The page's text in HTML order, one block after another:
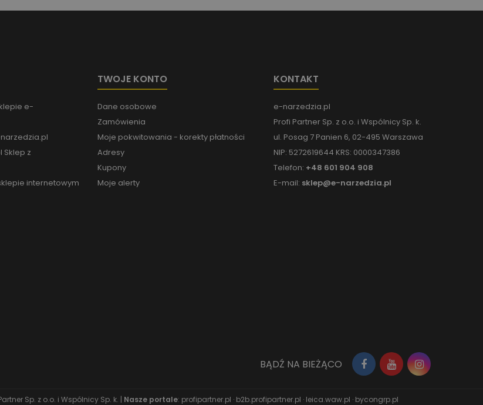
e-
Sklep z
internetowym
TWOJE KONTO
Dane osobowe
Zamówienia
Moje pokwitowania - korekty płatności
Adresy
Kupony
Moje alerty
KONTAKT
e-narzedzia.pl
Profi Partner Sp. z o.o. i Wspólnicy Sp. k.
ul. Posag 7 Panien 6, 02-495 Warszawa
NIP: 5272619644 KRS: 0000347386
Telefon: +48 601 904 908
E-mail: sklep@e-narzedzia.pl
BĄDŹ NA BIEŻĄCO
Sp. z o.o. i Wspólnicy Sp. k. | Nasze portale: profipartner.pl · b2b.profipartner.pl · leica.waw.pl · bycongrp.pl